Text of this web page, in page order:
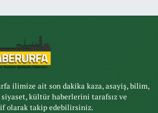
ilimize ait son dakika kaza, asayiş, bilim,
siyaset, kültür haberlerini tarafsız ve
olarak takip edebilirsiniz.